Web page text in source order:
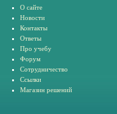
О сайте
Новости
Контакты
Ответы
Про учебу
Форум
Сотрудничество
Ссылки
Магазин решений